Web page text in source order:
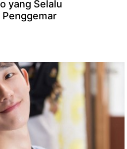
yang Selalu